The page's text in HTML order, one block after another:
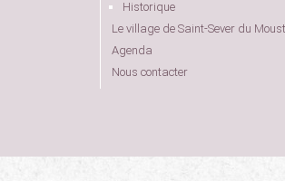
Historique
Le village de Saint-Sever du
Agenda
Nous contacter